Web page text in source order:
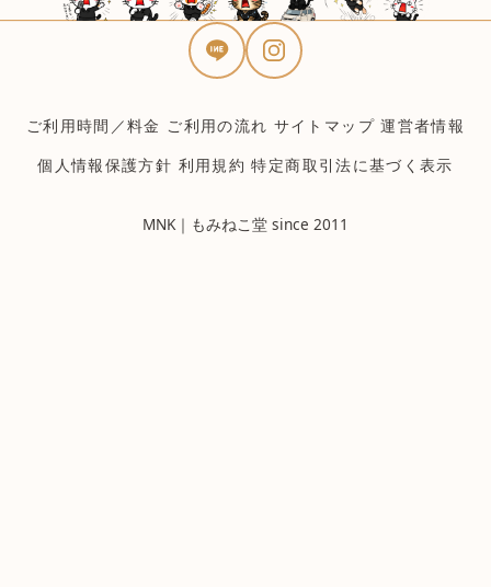
ご利用時間／料金 ご利用の流れ サイトマップ 運営者情報
個人情報保護方針 利用規約 特定商取引法に基づく表示
MNK｜もみねこ堂 since 2011